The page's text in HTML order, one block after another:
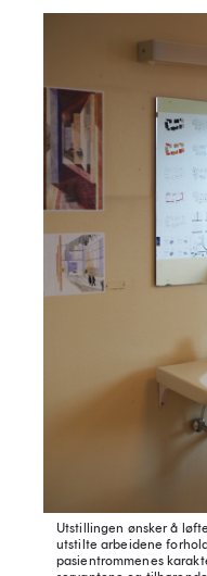
Utstillingen ønsker å
utstilte arbeidene
pasientrommenes